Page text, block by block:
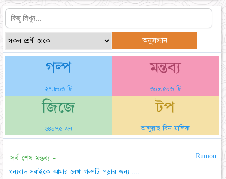
গল্প
২৭,৮০৩ টি
মন্তব্য
৩০৮,৫০৬ টি
জিজে
৬৪০৭৫ জন
টপ
আব্দুল্লাহ বিন মালিক
সর্ব শেষ মন্তব্য - Rumon
ধন্যবাদ সবাইকে আমার লেখা গল্পটি পড়ার জন্য ....